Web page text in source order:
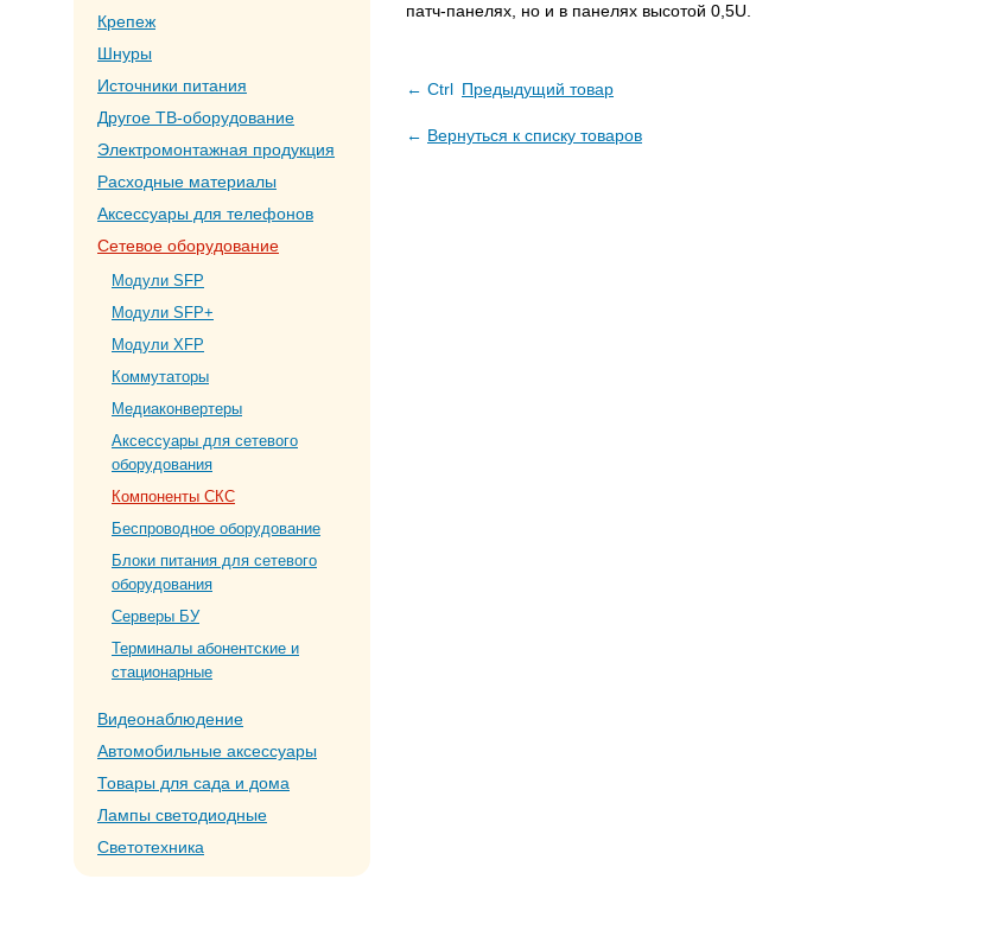
Крепеж
Шнуры
Источники питания
Другое ТВ-оборудование
Электромонтажная продукция
Расходные материалы
Аксессуары для телефонов
Сетевое оборудование
Модули SFP
Модули SFP+
Модули XFP
Коммутаторы
Медиаконвертеры
Аксессуары для сетевого
оборудования
Компоненты СКС
Беспроводное оборудование
Блоки питания для сетевого
оборудования
Серверы БУ
Терминалы абонентские и
стационарные
Видеонаблюдение
Автомобильные аксессуары
Товары для сада и дома
Лампы светодиодные
Светотехника
патч-панелях, но и в панелях высотой 0,5U.
← Ctrl Предыдущий товар
← Вернуться к списку товаров